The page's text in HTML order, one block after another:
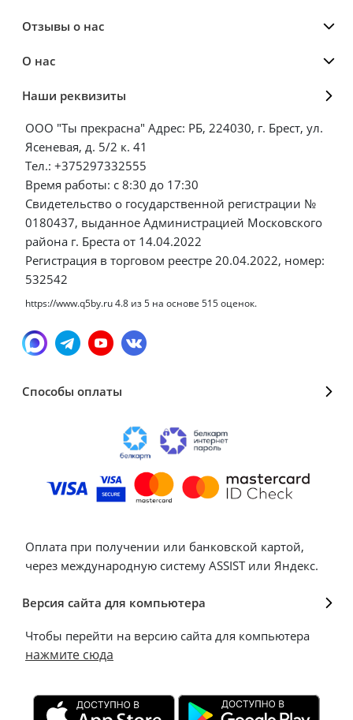
Отзывы о нас
О нас
Наши реквизиты
ООО "Ты прекрасна" Адрес: РБ, 224030, г. Брест, ул.
Ясеневая, д. 5/2 к. 41
Тел.: +375297332555
Время работы: с 8:30 до 17:30
Свидетельство о государственной регистрации №
0180437, выданное Администрацией Московского
района г. Бреста от 14.04.2022
Регистрация в торговом реестре 20.04.2022, номер:
532542
https://www.q5by.ru4.8 из5 на основе 515оценок.
Способы оплаты
Оплата при получении или банковской картой,
через международную систему ASSIST или Яндекс.
Версия сайта для компьютера
Чтобы перейти на версию сайта для компьютера
нажмите сюда